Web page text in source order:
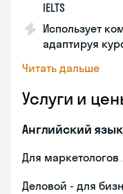
IELTS
Использует
адаптируя
Читать дальше
Услуги и
Английский язык
Для маркетологов
Деловой - для